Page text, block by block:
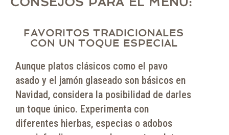
FAVORITOS TRADICIONALES
CON UN TOQUE ESPECIAL
Aunque platos clásicos como el pavo
asado y el jamón glaseado son básicos en
Navidad, considera la posibilidad de darles
un toque único. Experimenta con
diferentes hierbas, especias o adobos